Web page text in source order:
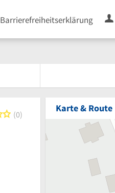
Barrierefreiheitserklärung
0 von 5 Sternen
0
Karte & Route